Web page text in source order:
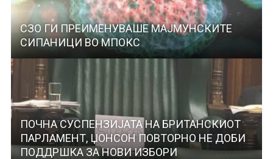
СЗО ГИ ПРЕИМЕНУВАШЕ МАЈМУНСКИТЕ
СИПАНИЦИ ВО МПОКС
ПОЧНА СУСПЕНЗИЈАТА НА БРИТАНСКИОТ
ПАРЛАМЕНТ, ЏОНСОН ПОВТОРНО НЕ ДОБИ
ПОДДРШКА ЗА НОВИ ИЗБОРИ